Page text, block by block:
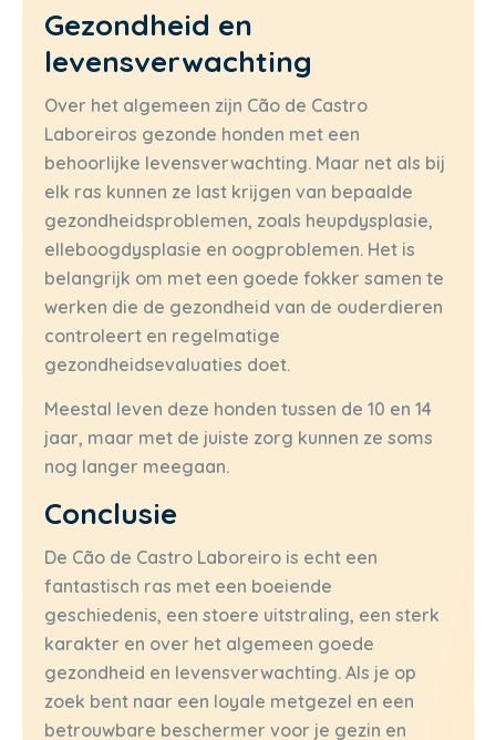
Gezondheid en
levensverwachting
Over het algemeen zijn Cão de Castro
Laboreiros gezonde honden met een
behoorlijke levensverwachting. Maar net als bij
elk ras kunnen ze last krijgen van bepaalde
gezondheidsproblemen, zoals heupdysplasie,
elleboogdysplasie en oogproblemen. Het is
belangrijk om met een goede fokker samen te
werken die de gezondheid van de ouderdieren
controleert en regelmatige
gezondheidsevaluaties doet.
Meestal leven deze honden tussen de 10 en 14
jaar, maar met de juiste zorg kunnen ze soms
nog langer meegaan.
Conclusie
De Cão de Castro Laboreiro is echt een
fantastisch ras met een boeiende
geschiedenis, een stoere uitstraling, een sterk
karakter en over het algemeen goede
gezondheid en levensverwachting. Als je op
zoek bent naar een loyale metgezel en een
betrouwbare beschermer voor je gezin en